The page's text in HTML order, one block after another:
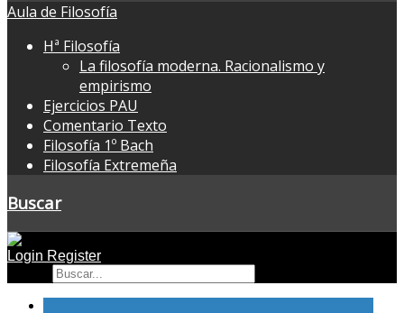
Aula de Filosofía
Hª Filosofía
La filosofía moderna. Racionalismo y
empirismo
Ejercicios PAU
Comentario Texto
Filosofía 1º Bach
Filosofía Extremeña
Buscar
Login Register